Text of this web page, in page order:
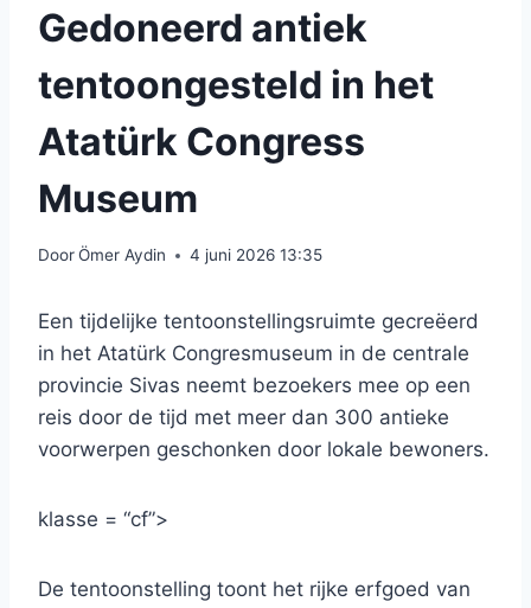
Gedoneerd antiek
tentoongesteld in het
Atatürk Congress
Museum
DoorÖmer Aydin 4 juni 2026 13:35
Een tijdelijke tentoonstellingsruimte gecreëerd
in het Atatürk Congresmuseum in de centrale
provincie Sivas neemt bezoekers mee op een
reis door de tijd met meer dan 300 antieke
voorwerpen geschonken door lokale bewoners.
klasse = “cf”>
De tentoonstelling toont het rijke erfgoed van